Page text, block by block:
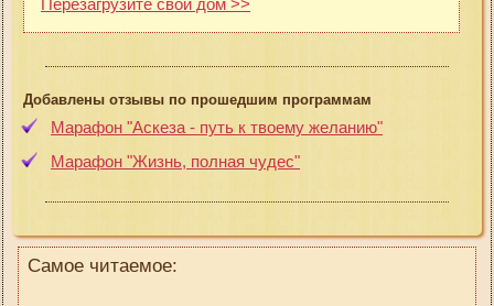
Добавлены отзывы по прошедшим программам
Марафон "Аскеза - путь к твоему желанию"
Марафон "Жизнь, полная чудес"
Самое читаемое: